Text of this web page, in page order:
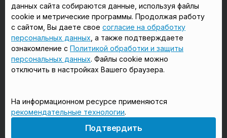
в Сергиевом Посаде в Люберцах
в Красногорске в Королёве
в Домодедово в Щёлково
18+
Мы в соцсетях
данных сайта собираются данные, используя файлы
cookie и метрические программы. Продолжая работу
с сайтом, Вы даете свое согласие на обработку
персональных данных , а также подтверждаете
ознакомление с Политикой обработки и защиты
персональных данных. Файлы cookie можно
отключить в настройках Вашего браузера.
На информационном ресурсе применяются
рекомендательные технологии.
Подтвердить